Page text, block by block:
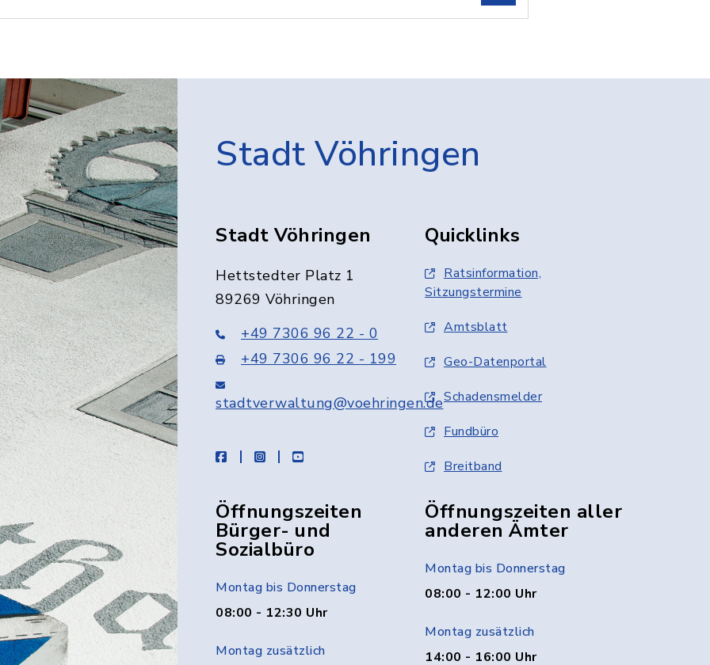
Stadt Vöhringen
Stadt Vöhringen
Hettstedter Platz 1
89269 Vöhringen
+49 7306 96 22 - 0
+49 7306 96 22 - 199
stadtverwaltung@voehringen.de
facebookinstagramyoutube
Quicklinks
Ratsinformation,
Sitzungstermine
Amtsblatt
Geo-Datenportal
Schadensmelder
Fundbüro
Breitband
Öffnungszeiten
Bürger- und
Sozialbüro
Montag bis Donnerstag
08:00 - 12:30 Uhr
Montag zusätzlich
Öffnungszeiten aller
anderen Ämter
Montag bis Donnerstag
08:00 - 12:00 Uhr
Montag zusätzlich
14:00 - 16:00 Uhr